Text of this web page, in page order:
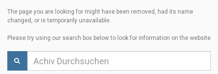
The page you are looking for might have been removed, had its name
changed, or is temporarily unavailable.
Please try using our search box below to look for information on the website